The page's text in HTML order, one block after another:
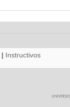
| Instructivos